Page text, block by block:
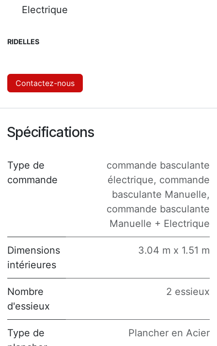
Electrique
RIDELLES
Contactez-nous
Spécifications
Type de
commande
commande basculante
électrique, commande
basculante Manuelle,
commande basculante
Manuelle + Electrique
Dimensions
intérieures
3.04 m x 1.51 m
Nombre
d'essieux
2 essieux
Type de
Plancher en Acier